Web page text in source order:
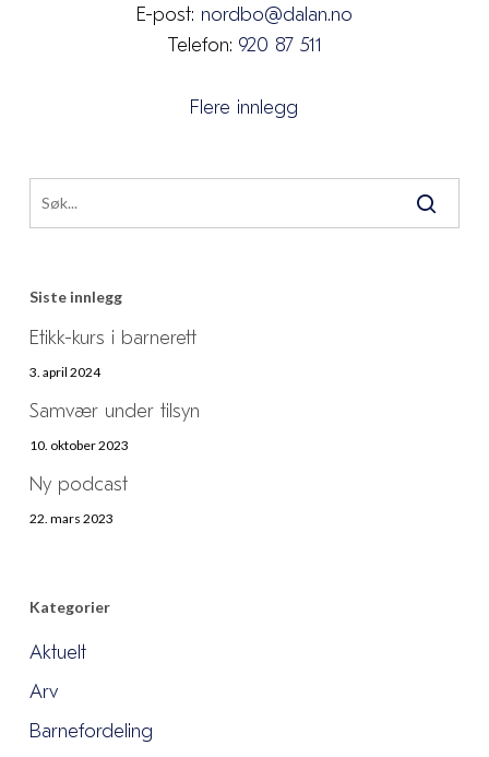
E-post: nordbo@dalan.no
Telefon: 920 87 511
Flere innlegg
Siste innlegg
Etikk-kurs i barnerett
3. april 2024
Samvær under tilsyn
10. oktober 2023
Ny podcast
22. mars 2023
Kategorier
Aktuelt
Arv
Barnefordeling